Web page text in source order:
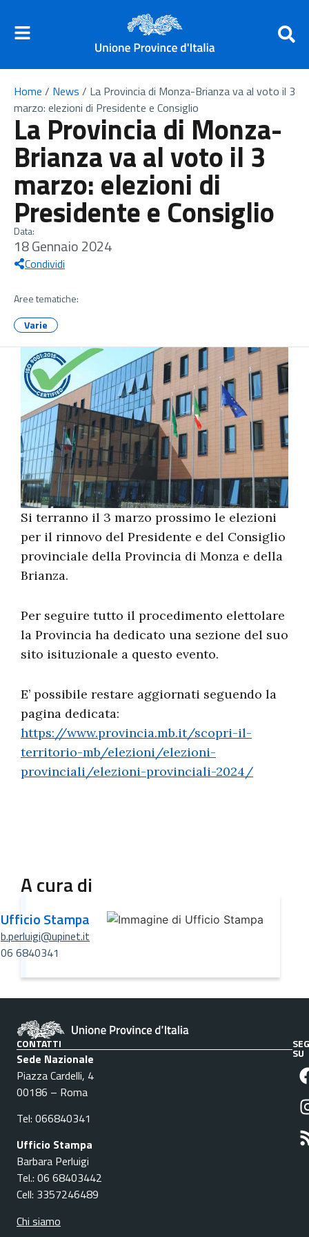
Home / News / La Provincia di Monza-Brianza va al voto il 3
marzo: elezioni di Presidente e Consiglio
La Provincia di Monza-
Brianza va al voto il 3
marzo: elezioni di
Presidente e Consiglio
Data:
18 Gennaio 2024
Condividi
Aree tematiche:
Varie
Si terranno il 3 marzo prossimo le elezioni
per il rinnovo del Presidente e del Consiglio
provinciale della Provincia di Monza e della
Brianza.
Per seguire tutto il procedimento elettolare
la Provincia ha dedicato una sezione del suo
sito isituzionale a questo evento.
E’ possibile restare aggiornati seguendo la
pagina dedicata:
https://www.provincia.mb.it/scopri-il-
territorio-mb/elezioni/elezioni-
provinciali/elezioni-provinciali-2024/
A cura di
Ufficio Stampa
b.perluigi@upinet.it
06 6840341
CONTATTI
Sede Nazionale
Piazza Cardelli, 4
00186 – Roma
Tel: 066840341
Ufficio Stampa
Barbara Perluigi
Tel.: 06 68403442
Cell: 3357246489
Chi siamo
SU